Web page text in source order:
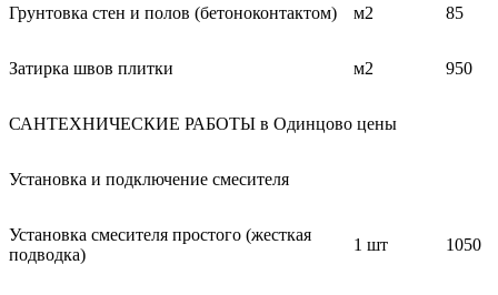
Грунтовка стен и полов (бетоноконтактом) м2 85
Затирка швов плитки м2 950
САНТЕХНИЧЕСКИЕ РАБОТЫ в Одинцово цены
Установка и подключение смесителя
Установка смесителя простого (жесткая
подводка)
1 шт 1050